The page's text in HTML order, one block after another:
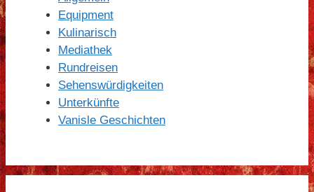
Equipment
Kulinarisch
Mediathek
Rundreisen
Sehenswürdigkeiten
Unterkünfte
Vanisle Geschichten